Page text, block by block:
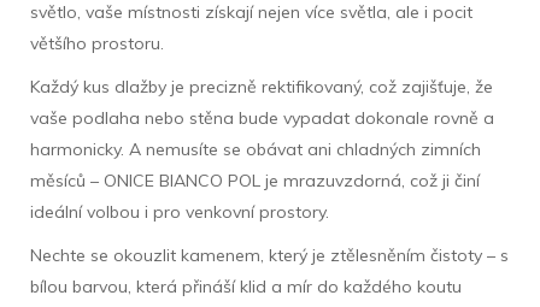
světlo, vaše místnosti získají nejen více světla, ale i pocit
většího prostoru.
Každý kus dlažby je precizně rektifikovaný, což zajišťuje, že
vaše podlaha nebo stěna bude vypadat dokonale rovně a
harmonicky. A nemusíte se obávat ani chladných zimních
měsíců – ONICE BIANCO POL je mrazuvzdorná, což ji činí
ideální volbou i pro venkovní prostory.
Nechte se okouzlit kamenem, který je ztělesněním čistoty – s
bílou barvou, která přináší klid a mír do každého koutu